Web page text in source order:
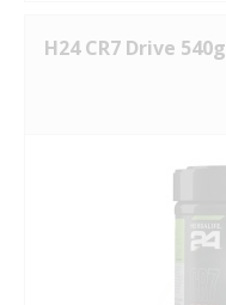
H24 CR7 Drive 540g